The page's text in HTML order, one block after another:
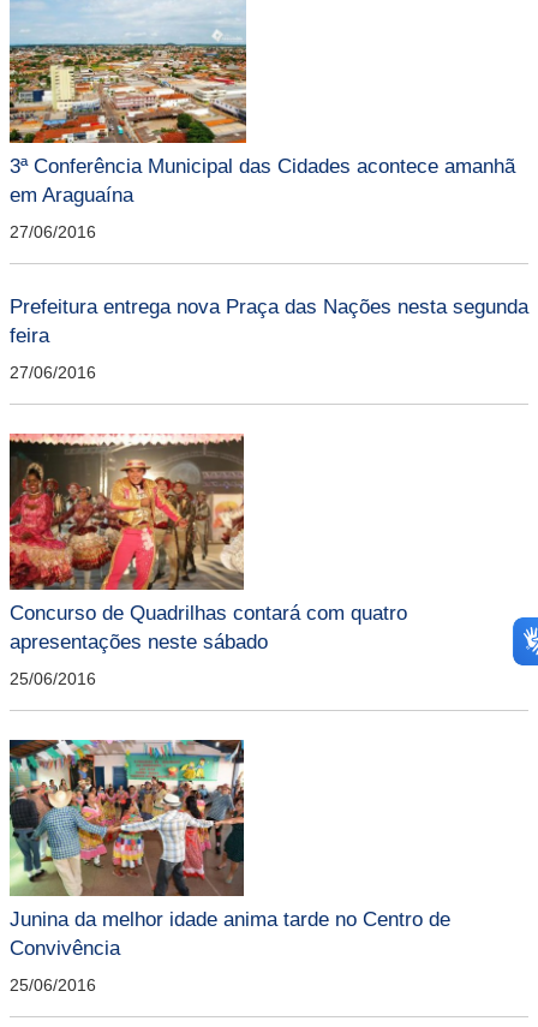
3ª Conferência Municipal das Cidades acontece amanhã
em Araguaína
27/06/2016
Prefeitura entrega nova Praça das Nações nesta segunda
feira
27/06/2016
Concurso de Quadrilhas contará com quatro
apresentações neste sábado
25/06/2016
Junina da melhor idade anima tarde no Centro de
Convivência
25/06/2016